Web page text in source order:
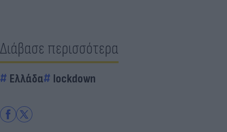
Διάβασε περισσότερα
Ελλάδα lockdown